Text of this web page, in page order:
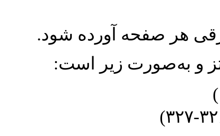
هر صفحه آورده شود.
و به‌صورت زیر است: